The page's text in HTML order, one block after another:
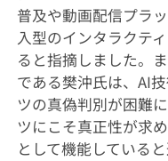
普及や動画配信プラ
入型のインタラクテ
ると指摘しました。
である樊沖氏は、AI
ツの真偽判別が困難
ツにこそ真正性が求
として機能していると